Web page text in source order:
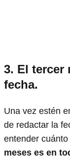
3. El tercer
fecha.
Una vez estén
de redactar la
entender
meses es en